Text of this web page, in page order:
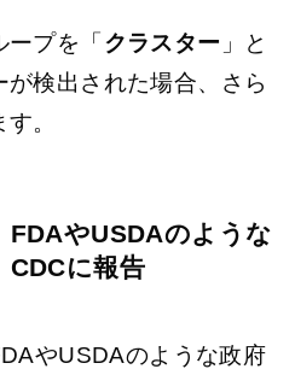
プを「 クラスター 」と
検出された場合、さら
。
FDAやUSDAのような
CDCに報告
やUSDAのような政府